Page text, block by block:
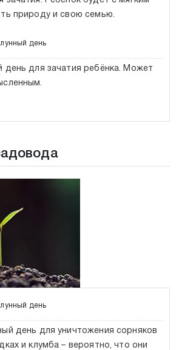
природу и свою семью.
день
день для зачатия ребёнка. Может
день
день для уничтожения сорняков
и клумба – вероятно, что они